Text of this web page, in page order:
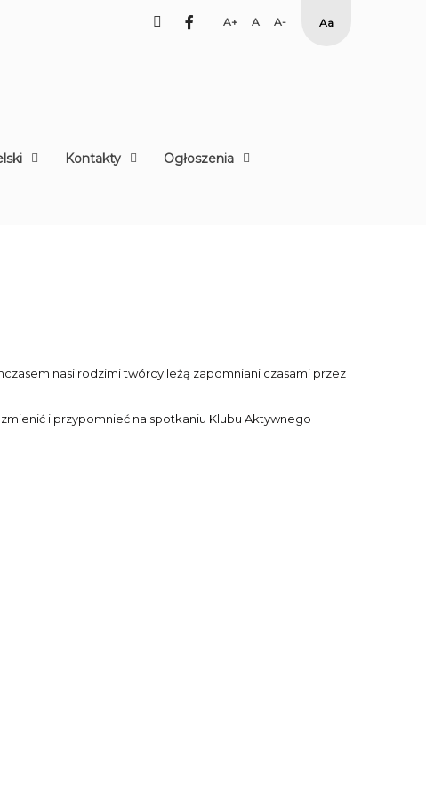
facebook
Set Set
Smaller
High
Kontakty Ogłoszenia
nasi rodzimi twórcy leżą zapomniani czasami przez
i przypomnieć na spotkaniu Klubu Aktywnego